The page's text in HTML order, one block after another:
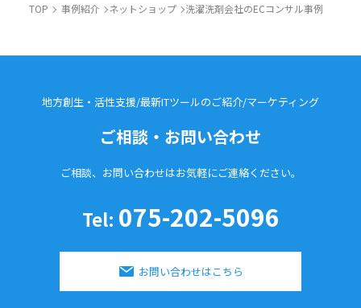
TOP 事例紹介 ネットショップ 洗濯洗剤会社のECコンサル事例
地方創生・活性支援/最新ITツールのご紹介/マーケティング
ご相談・お問い合わせ
ご相談、お問い合わせはお気軽にご連絡ください。
Tel: 075-202-5096
お問い合わせはこちら